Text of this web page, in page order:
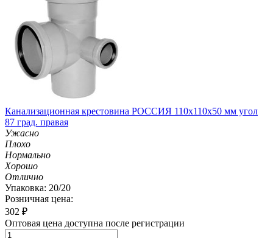
Канализационная крестовина РОССИЯ 110х110х50 мм угол
87 град. правая
Ужасно
Плохо
Нормально
Хорошо
Отлично
Упаковка: 20/20
Розничная цена:
302 ₽
Оптовая цена доступна после регистрации